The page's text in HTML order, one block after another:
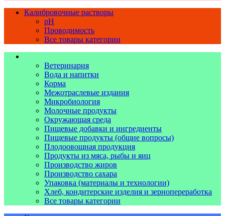
Калибровочные растворы
pH
Проводимость
Все товары категории
Ветеринария
Вода и напитки
Корма
Межотраслевые издания
Микробиология
Молочные продукты
Окружающая среда
Пищевые добавки и ингредиенты
Пищевые продукты (общие вопросы)
Плодоовощная продукция
Продукты из мяса, рыбы и яиц
Производство жиров
Производство сахара
Упаковка (материалы и технологии)
Хлеб, кондитерские изделия и зернопереработка
Все товары категории